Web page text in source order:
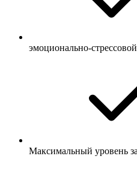
эмоционально-
Максимальный уровень